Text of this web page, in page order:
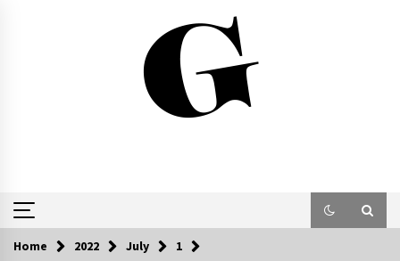
Home 2022 July 1